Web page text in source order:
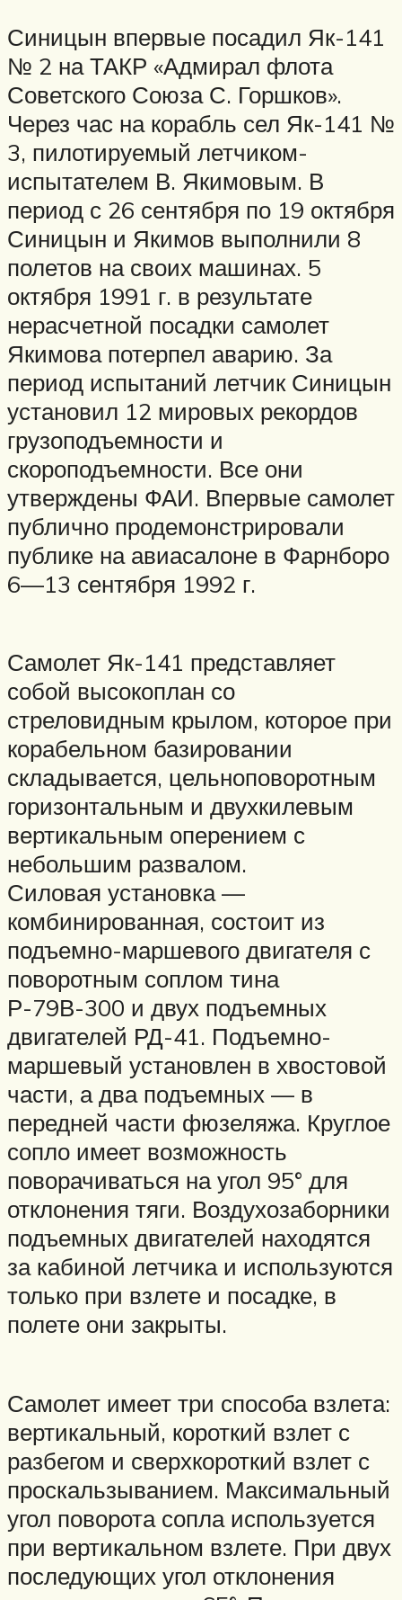
Синицын впервые посадил Як-141
№ 2 на ТАКР «Адмирал флота
Советского Союза С. Горшков».
Через час на корабль сел Як-141 №
3, пилотируемый летчиком-
испытателем В. Якимовым. В
период с 26 сентября по 19 октября
Синицын и Якимов выполнили 8
полетов на своих машинах. 5
октября 1991 г. в результате
нерасчетной посадки самолет
Якимова потерпел аварию. За
период испытаний летчик Синицын
установил 12 мировых рекордов
грузоподъемности и
скороподъемности. Все они
утверждены ФАИ. Впервые самолет
публично продемонстрировали
публике на авиасалоне в Фарнборо
6—13 сентября 1992 г.
Самолет Як-141 представляет
собой высокоплан со
стреловидным крылом, которое при
корабельном базировании
складывается, цельноповоротным
горизонтальным и двухкилевым
вертикальным оперением с
небольшим развалом.
Силовая установка —
комбинированная, состоит из
подъемно-маршевого двигателя с
поворотным соплом тина
Р-79В-300 и двух подъемных
двигателей РД-41. Подъемно-
маршевый установлен в хвостовой
части, а два подъемных — в
передней части фюзеляжа. Круглое
сопло имеет возможность
поворачиваться на угол 95° для
отклонения тяги. Воздухозаборники
подъемных двигателей находятся
за кабиной летчика и используются
только при взлете и посадке, в
полете они закрыты.
Самолет имеет три способа взлета:
вертикальный, короткий взлет с
разбегом и сверхкороткий взлет с
проскальзыванием. Максимальный
угол поворота сопла используется
при вертикальном взлете. При двух
последующих угол отклонения